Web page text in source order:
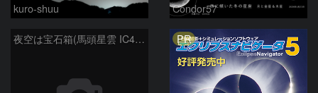
kuro-shuu Condor57
夜空は宝石箱(馬頭星雲 IC434) Seestar50 PR